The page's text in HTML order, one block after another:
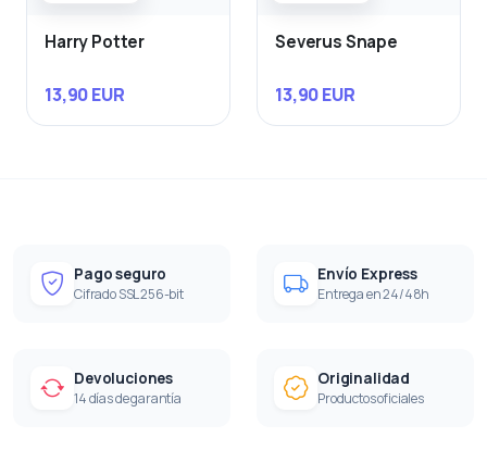
Harry Potter
13,90 EUR
Severus Snape
13,90 EUR
Pago seguro
Cifrado SSL 256-bit
Envío Express
Entrega en 24/48h
Devoluciones
14 días de garantía
Originalidad
Productos oficiales